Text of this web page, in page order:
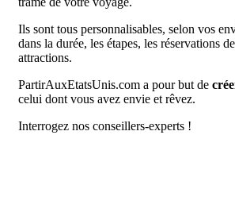
Ils sont tous personnalisables, selon vos
dans la durée, les étapes, les réservations
attractions.
PartirAuxEtatsUnis.com a pour but de
celui dont vous avez envie et rêvez.
Interrogez nos conseillers-experts !